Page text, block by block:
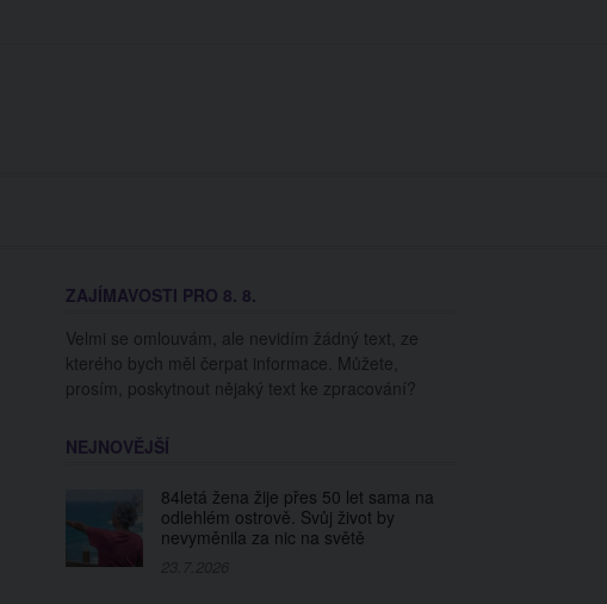
ZAJÍMAVOSTI PRO 8. 8.
Velmi se omlouvám, ale nevidím žádný text, ze
kterého bych měl čerpat informace. Můžete,
prosím, poskytnout nějaký text ke zpracování?
NEJNOVĚJŠÍ
84letá žena žije přes 50 let sama na
odlehlém ostrově. Svůj život by
nevyměnila za nic na světě